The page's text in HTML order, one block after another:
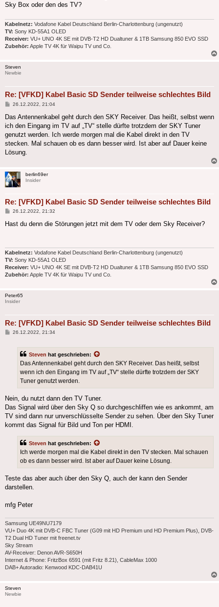
Sky Box oder den des TV?
Kabelnetz: Vodafone Kabel Deutschland Berlin-Charlottenburg (ungenutzt)
TV: Sony KD-55A1 OLED
Receiver: VU+ UNO 4K SE mit DVB-T2 HD Dualtuner & 1TB Samsung 850 EVO SSD
Zubehör: Apple TV 4K für Waipu TV und Co.
Steven
Newbie
Re: [VFKD] Kabel Basic SD Sender teilweise schlechtes Bild
Beitrag
26.12.2022, 21:04
Das Antennenkabel geht durch den SKY Receiver. Das heißt, selbst wenn
ich den Eingang im TV auf „TV“ stelle dürfte trotzdem der SKY Tuner
genutzt werden. Ich werde morgen mal die Kabel direkt in den TV
stecken. Mal schauen ob es dann besser wird. Ist aber auf Dauer keine
Lösung.
berlin69er
Insider
Re: [VFKD] Kabel Basic SD Sender teilweise schlechtes Bild
Beitrag
26.12.2022, 21:32
Hast du denn die Störungen jetzt mit dem TV oder dem Sky Receiver?
Kabelnetz: Vodafone Kabel Deutschland Berlin-Charlottenburg (ungenutzt)
TV: Sony KD-55A1 OLED
Receiver: VU+ UNO 4K SE mit DVB-T2 HD Dualtuner & 1TB Samsung 850 EVO SSD
Zubehör: Apple TV 4K für Waipu TV und Co.
Peter65
Insider
Re: [VFKD] Kabel Basic SD Sender teilweise schlechtes Bild
Beitrag
26.12.2022, 21:34
Steven hat geschrieben:
Das Antennenkabel geht durch den SKY Receiver. Das heißt, selbst
wenn ich den Eingang im TV auf „TV“ stelle dürfte trotzdem der SKY
Tuner genutzt werden.
Nein, du nutzt dann den TV Tuner.
Das Signal wird über den Sky Q so durchgeschliffen wie es ankommt, am
TV sind dann nur unverschlüsselte Sender zu sehen. Über den Sky Tuner
kommt das Signal für Bild und Ton per HDMI.
Steven hat geschrieben:
Ich werde morgen mal die Kabel direkt in den TV stecken. Mal schauen
ob es dann besser wird. Ist aber auf Dauer keine Lösung.
Teste das aber auch über den Sky Q, auch der kann den Sender
darstellen.
mfg Peter
Samsung UE49NU7179
VU+ Duo 4K mit DVB-C FBC Tuner (G09 mit HD Premium und HD Premium Plus), DVB-
T2 Dual HD Tuner mit freenet.tv
Sky Stream
AV-Receiver: Denon AVR-S650H
Internet & Phone: FritzBox 6591 (mit Fritz 8.21), CableMax 1000
DAB+ Autoradio: Kenwood KDC-DAB41U
Steven
Newbie